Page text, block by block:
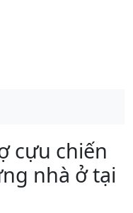
cựu chiến
nhà ở tại